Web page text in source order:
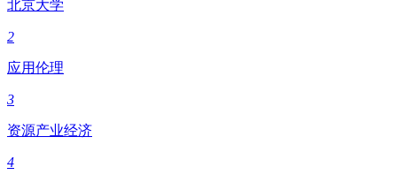
北京大学
2
应用伦理
3
资源产业经济
4